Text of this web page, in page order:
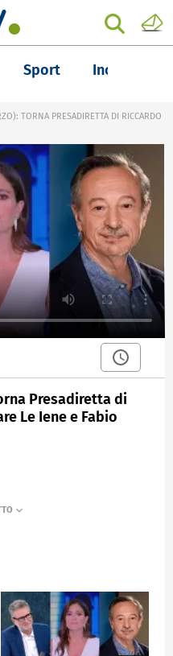
Sport Inchieste
TORNA PRESADIRETTA DI RICCARDO
Presadiretta di
Le Iene e Fabio